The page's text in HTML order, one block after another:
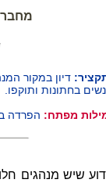
דיון במקור
בחתונות ותוקפו.
מפתח: הפרדה
שיש מנהגים